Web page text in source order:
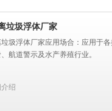
垃圾浮体厂家
圾浮体厂家应用场合：应用于
航道警示及水产养殖行业。
绍